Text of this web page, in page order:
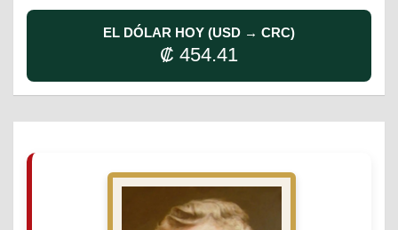
EL DÓLAR HOY (USD → CRC)
₡ 454.41